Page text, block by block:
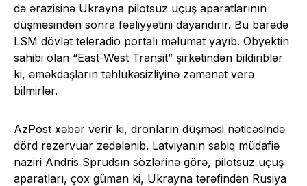
də ərazisinə Ukrayna pilotsuz uçuş aparatlarının
düşməsindən sonra fəaliyyətini dayandırır. Bu barədə
LSM dövlət teleradio portalı məlumat yayıb. Obyektin
sahibi olan “East-West Transit” şirkətindən bildiriblər
ki, əməkdaşların təhlükəsizliyinə zəmanət verə
bilmirlər.
AzPost xəbər verir ki, dronların düşməsi nəticəsində
dörd rezervuar zədələnib. Latviyanın sabiq müdafiə
naziri Andris Sprudsın sözlərinə görə, pilotsuz uçuş
aparatları, çox güman ki, Ukrayna tərəfindən Rusiya